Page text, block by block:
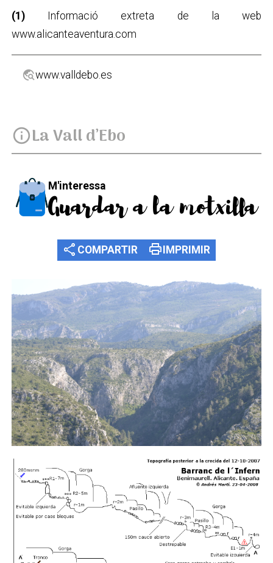
(1)Informació extreta de la web
www.alicanteaventura.com
travel_explorewww.valldebo.es
infoLa Vall d’Ebo
M'interessa
Guardar a la motxilla
share COMPARTIR print IMPRIMIR